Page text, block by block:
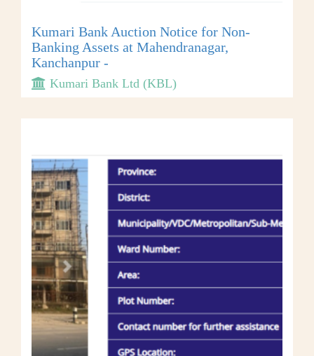
Kumari Bank Auction Notice for Non-
Banking Assets at Mahendranagar,
Kanchanpur -
Kumari Bank Ltd (KBL)